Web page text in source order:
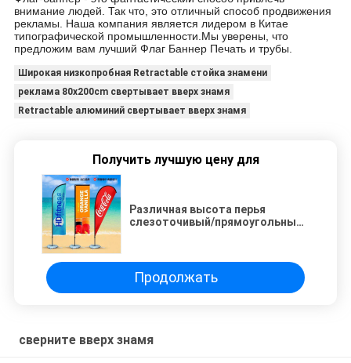
внимание людей. Так что, это отличный способ продвижения
рекламы. Наша компания является лидером в Китае
типографической промышленности.Мы уверены, что
предложим вам лучший Флаг Баннер Печать и трубы.
Широкая низкопробная Retractable стойка знамени
реклама 80x200cm свертывает вверх знамя
Retractable алюминий свертывает вверх знамя
Получить лучшую цену для
Различная высота перья
слезоточивый/прямоугольный
воды, алюминиевый столб,
шиповник с крестным
основанием Телескопические
летящие баннеры
Продолжать
сверните вверх знамя